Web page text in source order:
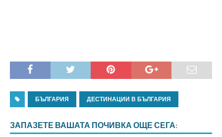
БЪЛГАРИЯ ДЕСТИНАЦИИ В БЪЛГАРИЯ
ЗАПАЗЕТЕ ВАШАТА ПОЧИВКА ОЩЕ СЕГА: